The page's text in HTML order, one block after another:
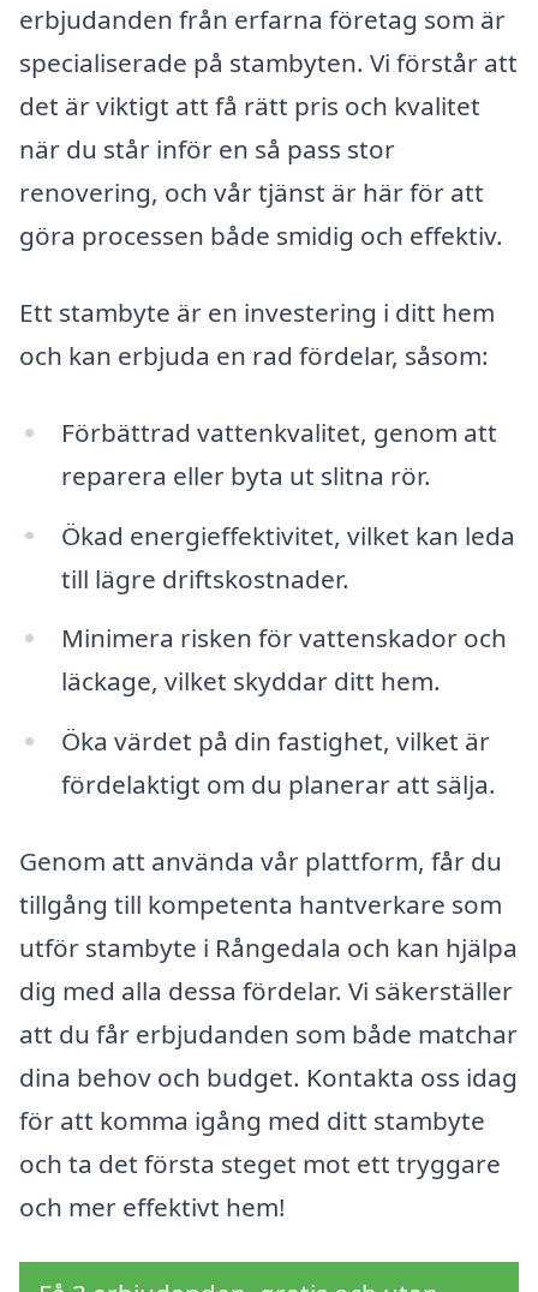
erbjudanden från erfarna företag som är
specialiserade på stambyten. Vi förstår att
det är viktigt att få rätt pris och kvalitet
när du står inför en så pass stor
renovering, och vår tjänst är här för att
göra processen både smidig och effektiv.
Ett stambyte är en investering i ditt hem
och kan erbjuda en rad fördelar, såsom:
Förbättrad vattenkvalitet, genom att
reparera eller byta ut slitna rör.
Ökad energieffektivitet, vilket kan leda
till lägre driftskostnader.
Minimera risken för vattenskador och
läckage, vilket skyddar ditt hem.
Öka värdet på din fastighet, vilket är
fördelaktigt om du planerar att sälja.
Genom att använda vår plattform, får du
tillgång till kompetenta hantverkare som
utför stambyte i Rångedala och kan hjälpa
dig med alla dessa fördelar. Vi säkerställer
att du får erbjudanden som både matchar
dina behov och budget. Kontakta oss idag
för att komma igång med ditt stambyte
och ta det första steget mot ett tryggare
och mer effektivt hem!